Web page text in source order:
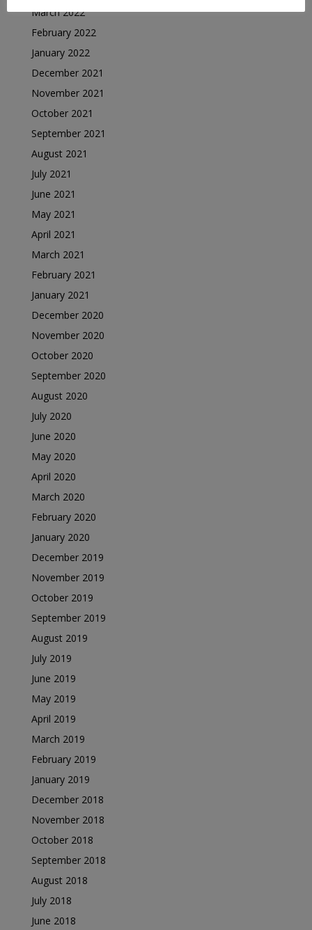
March 2022
February 2022
January 2022
December 2021
November 2021
October 2021
September 2021
August 2021
July 2021
June 2021
May 2021
April 2021
March 2021
February 2021
January 2021
December 2020
November 2020
October 2020
September 2020
August 2020
July 2020
June 2020
May 2020
April 2020
March 2020
February 2020
January 2020
December 2019
November 2019
October 2019
September 2019
August 2019
July 2019
June 2019
May 2019
April 2019
March 2019
February 2019
January 2019
December 2018
November 2018
October 2018
September 2018
August 2018
July 2018
June 2018